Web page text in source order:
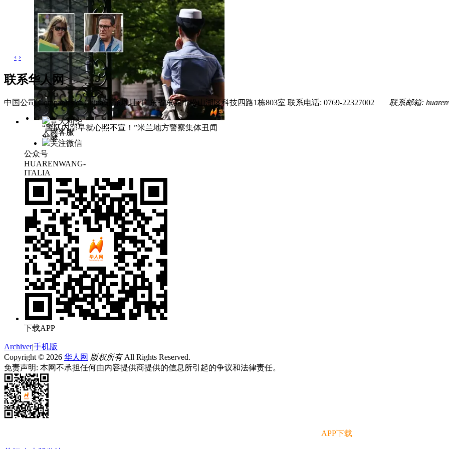
“警队内部早就心照不宣！”米兰地方警察集体丑闻
发酵
‹ ›
联系华人网
中国公司 Companies of China 联系地址: 广东省东莞市松山湖区科技四路1栋803室 联系电话: 0769-22327002 联系邮箱:
意大利华
人网客服
关注微信
公众号
HUARENWANG-
ITALIA
下载APP
Archiver|手机版
Copyright © 2026 华人网 版权所有All Rights Reserved.
免责声明: 本网不承担任何由内容提供商提供的信息所引起的争议和法律责任。
APP下载